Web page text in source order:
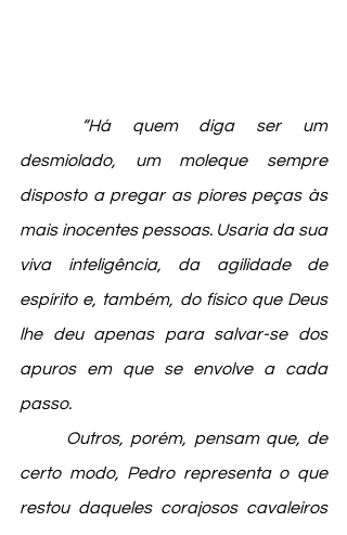
“Há quem diga ser um
desmiolado, um moleque sempre
disposto a pregar as piores peças às
mais inocentes pessoas. Usaria da sua
viva inteligência, da agilidade de
espírito e, também, do físico que Deus
lhe deu apenas para salvar-se dos
apuros em que se envolve a cada
passo.
certo modo, Pedro representa o que
restou daqueles corajosos cavaleiros